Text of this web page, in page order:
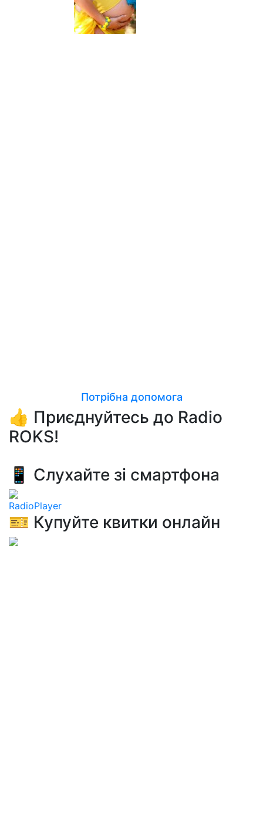
Потрібна допомога
👍 Приєднуйтесь до Radio
ROKS!
📱 Слухайте зі смартфона
RadioPlayer
🎫 Купуйте квитки онлайн